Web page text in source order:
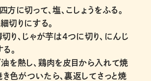
に切って、塩、こしょうをふる。
切りにする。
り、じゃが芋は４つに切り、にんじ
。
を熱し、鶏肉を皮目から入れて焼
き色がついたら、裏返してさっと焼